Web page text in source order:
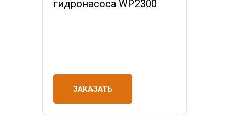
гидронасоса WP2300
ЗАКАЗАТЬ